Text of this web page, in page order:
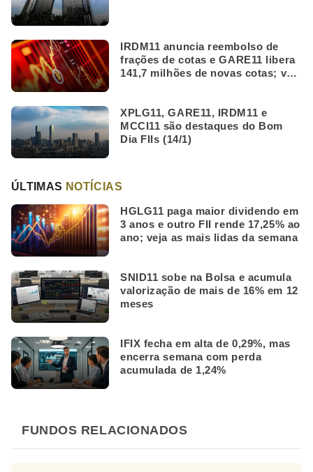
IRDM11 anuncia reembolso de
frações de cotas e GARE11 libera
141,7 milhões de novas cotas; veja
XPLG11, GARE11, IRDM11 e
MCCI11 são destaques do Bom
Dia FIIs (14/1)
ÚLTIMAS NOTÍCIAS
HGLG11 paga maior dividendo em
3 anos e outro FII rende 17,25% ao
ano; veja as mais lidas da semana
SNID11 sobe na Bolsa e acumula
valorização de mais de 16% em 12
meses
IFIX fecha em alta de 0,29%, mas
encerra semana com perda
acumulada de 1,24%
FUNDOS RELACIONADOS